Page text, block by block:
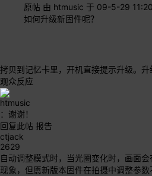
原帖 由 htmusic 于 09-5-29
如何升级新固件呢？
拷贝到记忆卡里，开机直接提示升级。升
观众反应
htmusic
：谢谢！
回复此帖 报告
ctjack
2629
自动调整模式时，当光圈变化时，画面会
现象，但愿新版本固件在拍摄中调整参